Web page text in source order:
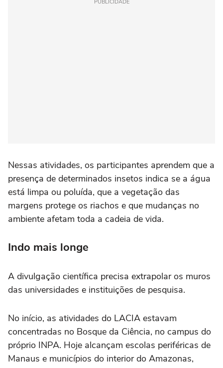
PUBLICIDADE
Nessas atividades, os participantes aprendem que a
presença de determinados insetos indica se a água
está limpa ou poluída, que a vegetação das
margens protege os riachos e que mudanças no
ambiente afetam toda a cadeia de vida.
Indo mais longe
A divulgação científica precisa extrapolar os muros
das universidades e instituições de pesquisa.
No início, as atividades do LACIA estavam
concentradas no Bosque da Ciência, no campus do
próprio INPA. Hoje alcançam escolas periféricas de
Manaus e municípios do interior do Amazonas,